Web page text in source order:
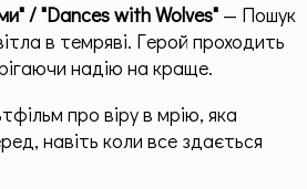
/ "Dances with Wolves" — Пошук
в темряві. Герой проходить
надію на краще.
про віру в мрію, яка
навіть коли все здається